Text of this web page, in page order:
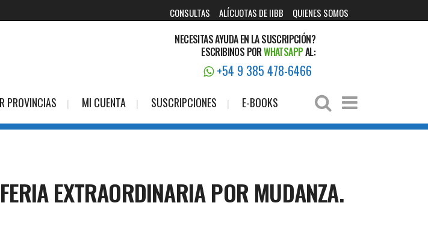
CONSULTAS ALÍCUOTAS DE IIBB QUIENES SOMOS
NECESITAS AYUDA EN LA SUSCRIPCIÓN?
ESCRIBINOS PORWHATSAPPAL:
+54 9 385 478-6466
PROVINCIAS MI CUENTA SUSCRIPCIONES E-BOOKS
EXTRAORDINARIA POR MUDANZA.